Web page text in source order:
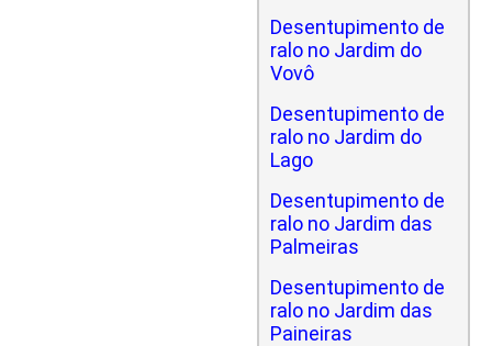
Desentupimento de
ralo no Jardim do
Vovô
Desentupimento de
ralo no Jardim do
Lago
Desentupimento de
ralo no Jardim das
Palmeiras
Desentupimento de
ralo no Jardim das
Paineiras